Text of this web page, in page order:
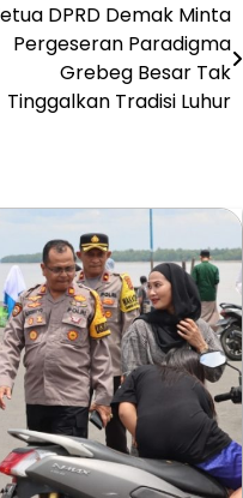
DPRD Demak Minta
Pergeseran Paradigma
Grebeg Besar Tak
Tinggalkan Tradisi Luhur